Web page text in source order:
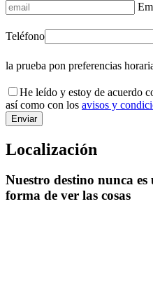
Teléfono
la prueba pon preferencias
He leído y estoy de acuerdo
así como con los avisos y
Localización
Nuestro destino nunca
forma de ver las cosas